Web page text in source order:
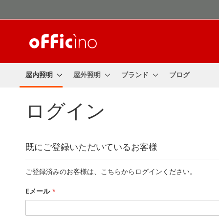
ン
ン
ツ
キ
ッ
屋内照明
屋外照明 ブランド ブログ
ログイン
既にご登録いただいているお客様
ご登録済みのお客様は、こちらからログインください。
Eメール